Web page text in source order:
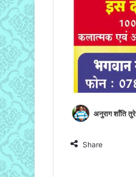
अनुराग शाँति तुरे
Share